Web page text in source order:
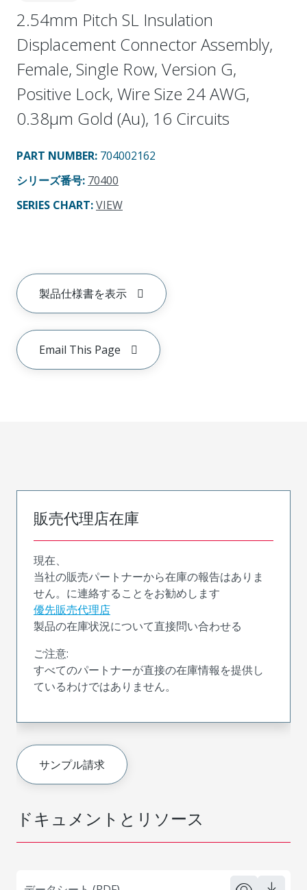
2.54mm Pitch SL Insulation
Displacement Connector Assembly,
Female, Single Row, Version G,
Positive Lock, Wire Size 24 AWG,
0.38µm Gold (Au), 16 Circuits
PART NUMBER: 704002162
シリーズ番号: 70400
SERIES CHART:VIEW
製品仕様書を表示
Email This Page
ドキュメントとリソース
販売代理店在庫
現在、
当社の販売パートナーから在庫の報告はありま
せん。に連絡することをお勧めします
優先販売代理店
製品の在庫状況について直接問い合わせる
ご注意:
すべてのパートナーが直接の在庫情報を提供し
ているわけではありません。
サンプル請求